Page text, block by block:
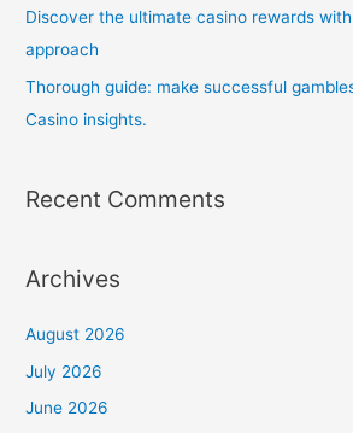
Discover the ultimate casino rewards with
approach
Thorough guide: make successful
Casino insights.
Recent Comments
Archives
August 2026
July 2026
June 2026